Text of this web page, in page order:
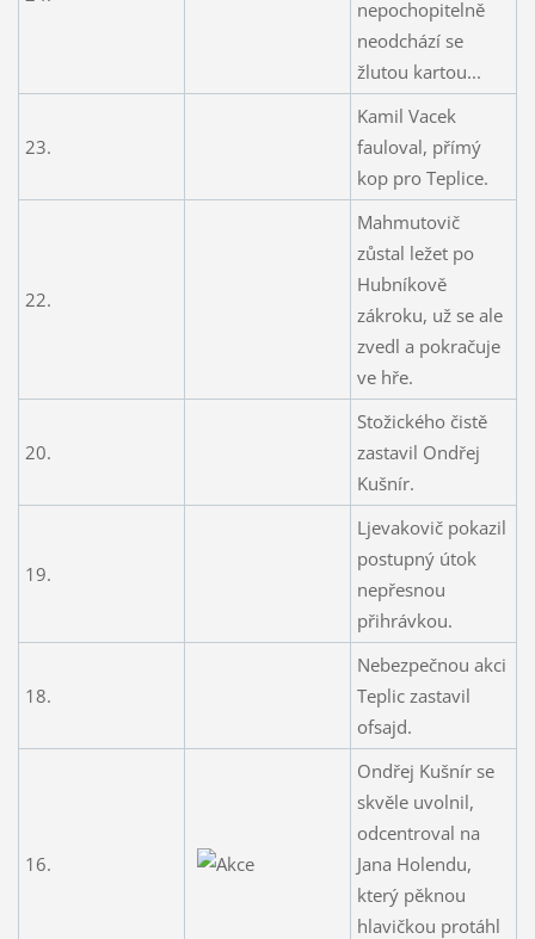
nepochopitelně
neodchází se
žlutou kartou...
23.
Kamil Vacek
fauloval, přímý
kop pro Teplice.
22.
Mahmutovič
zůstal ležet po
Hubníkově
zákroku, už se ale
zvedl a pokračuje
ve hře.
20.
Stožického čistě
zastavil Ondřej
Kušnír.
19.
Ljevakovič pokazil
postupný útok
nepřesnou
přihrávkou.
18.
Nebezpečnou akci
Teplic zastavil
ofsajd.
16.
Ondřej Kušnír se
skvěle uvolnil,
odcentroval na
Jana Holendu,
který pěknou
hlavičkou protáhl